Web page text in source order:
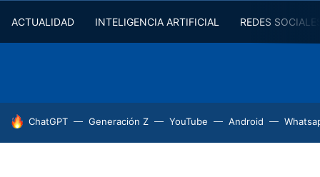
ACTUALIDAD INTELIGENCIA ARTIFICIAL REDES
HOY SE HABLA DE
ChatGPT Generación Z YouTube Android